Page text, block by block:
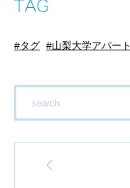
タグ 山梨大学アパート